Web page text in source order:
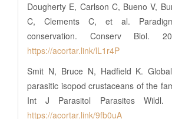
Dougherty E, Carlson C, Bueno V,
C, Clements C, et al.
conservation. Conserv Biol.
https://acortar.link/lL1r4P
Smit N, Bruce N, Hadfield K.
parasitic isopod crustaceans of the
Int J Parasitol Parasites Wildl.
https://acortar.link/9fb0uA